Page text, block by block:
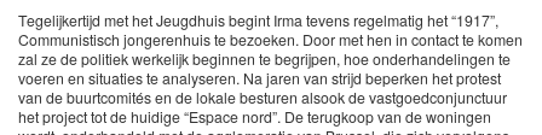
Tegelijkertijd met het Jeugdhuis begint Irma tevens regelmatig het “1917”,
Communistisch jongerenhuis te bezoeken. Door met hen in contact te komen
zal ze de politiek werkelijk beginnen te begrijpen, hoe onderhandelingen te
voeren en situaties te analyseren. Na jaren van strijd beperken het protest
van de buurtcomités en de lokale besturen alsook de vastgoedconjunctuur
het project tot de huidige “Espace nord”. De terugkoop van de woningen